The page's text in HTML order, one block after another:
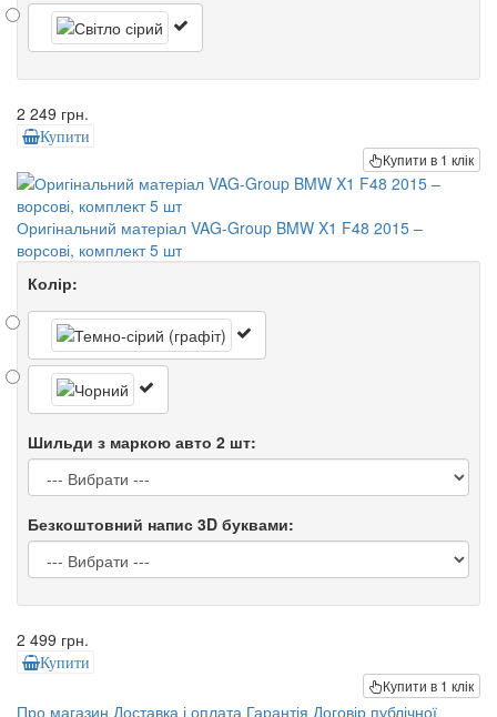
2 249 грн.
Купити
Купити в 1 клік
Оригінальний матеріал VAG-Group BMW X1 F48 2015 –
ворсові, комплект 5 шт
Колір:
Шильди з маркою авто 2 шт:
Безкоштовний напис 3D буквами:
2 499 грн.
Купити
Купити в 1 клік
Про магазин Доставка і оплата Гарантія Договір публічної